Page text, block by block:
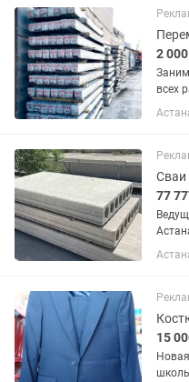
2
всех
77
до
15